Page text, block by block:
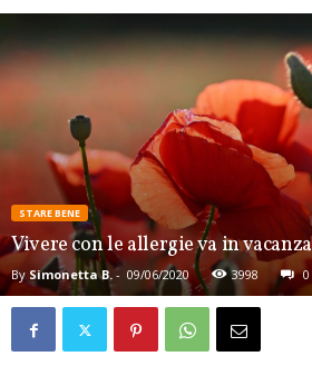
STARE BENE
Vivere con le allergie va in vacanza
By Simonetta B. - 09/06/2020 3998 0